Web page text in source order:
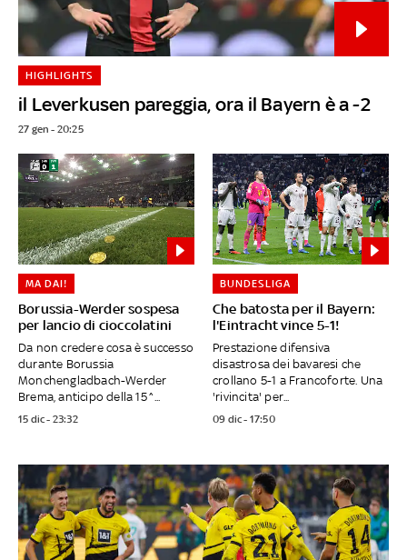
il Leverkusen pareggia, ora il Bayern è a -2
HIGHLIGHTS
27 gen - 20:25
Borussia-Werder sospesa
per lancio di cioccolatini
MA DAI!
Da non credere cosa è successo
durante Borussia
Monchengladbach-Werder
Brema, anticipo della 15^...
15 dic - 23:32
Che batosta per il Bayern:
l'Eintracht vince 5-1!
BUNDESLIGA
Prestazione difensiva
disastrosa dei bavaresi che
crollano 5-1 a Francoforte. Una
'rivincita' per...
09 dic - 17:50